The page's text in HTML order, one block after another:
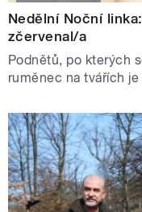
Nedělní Noční
zčervenal/a
Podnětů, po kterých
ruměnec na tvářích